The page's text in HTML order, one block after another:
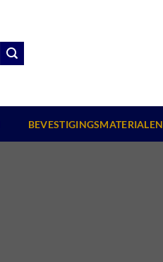
BEVESTIGINGSMATERIALEN